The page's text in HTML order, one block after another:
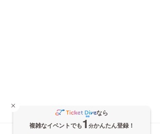
なら
複雑なイベントでも1 分かんたん登録！